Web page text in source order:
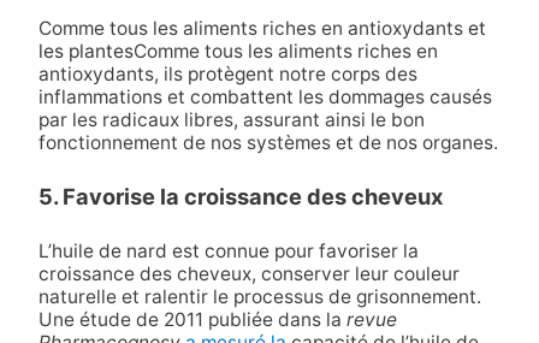
Comme tous les aliments riches en antioxydants et
les plantesComme tous les aliments riches en
antioxydants, ils protègent notre corps des
inflammations et combattent les dommages causés
par les radicaux libres, assurant ainsi le bon
fonctionnement de nos systèmes et de nos organes.
5. Favorise la croissance des cheveux
L’huile de nard est connue pour favoriser la
croissance des cheveux, conserver leur couleur
naturelle et ralentir le processus de grisonnement.
Une étude de 2011 publiée dans la revue